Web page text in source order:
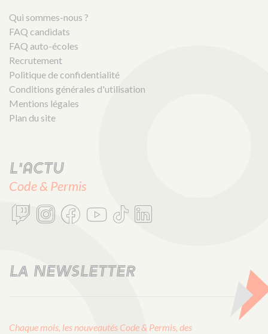
Qui sommes-nous ?
FAQ candidats
FAQ auto-écoles
Recrutement
Politique de confidentialité
Conditions générales d'utilisation
Mentions légales
Plan du site
L'actu
Code & Permis
LA NEWSLETTER
Chaque mois, les nouveautés Code & Permis, des